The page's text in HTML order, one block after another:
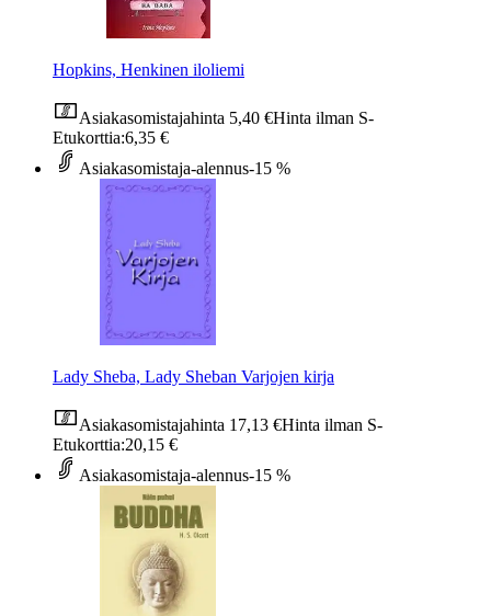
Hopkins, Henkinen iloliemi
Asiakasomistajahinta 5,40 €Hinta ilman S-
Etukorttia:6,35 €
Asiakasomistaja-alennus-15 %
Lady Sheba, Lady Sheban Varjojen kirja
Asiakasomistajahinta 17,13 €Hinta ilman S-
Etukorttia:20,15 €
Asiakasomistaja-alennus-15 %